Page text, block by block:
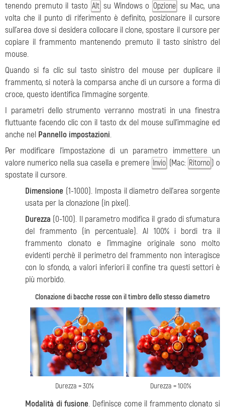
tenendo premuto il tasto Alt su Windows o Opzione su Mac, una
volta che il punto di riferimento è definito, posizionare il cursore
sull'area dove si desidera collocare il clone, spostare il cursore per
copiare il frammento mantenendo premuto il tasto sinistro del
mouse.
Quando si fa clic sul tasto sinistro del mouse per duplicare il
frammento, si noterà la comparsa anche di un cursore a forma di
croce, questo identifica l’immagine sorgente.
I parametri dello strumento verranno mostrati in una finestra
fluttuante facendo clic con il tasto dx del mouse sull’immagine ed
anche nel Pannello impostazioni.
Per modificare l'impostazione di un parametro immettere un
valore numerico nella sua casella e premere Invio (Mac: Ritorno ) o
spostate il cursore.
Dimensione (1-1000). Imposta il diametro dell’area sorgente
usata per la clonazione (in pixel).
Durezza (0-100). Il parametro modifica il grado di sfumatura
del frammento (in percentuale). Al 100% i bordi tra il
frammento clonato e l’immagine originale sono molto
evidenti perchè il perimetro del frammento non interagisce
con lo sfondo, a valori inferiori il confine tra questi settori è
più morbido.
Clonazione di bacche rosse con il timbro dello stesso diametro
Durezza = 30% Durezza = 100%
Modalità di fusione. Definisce come il frammento clonato si